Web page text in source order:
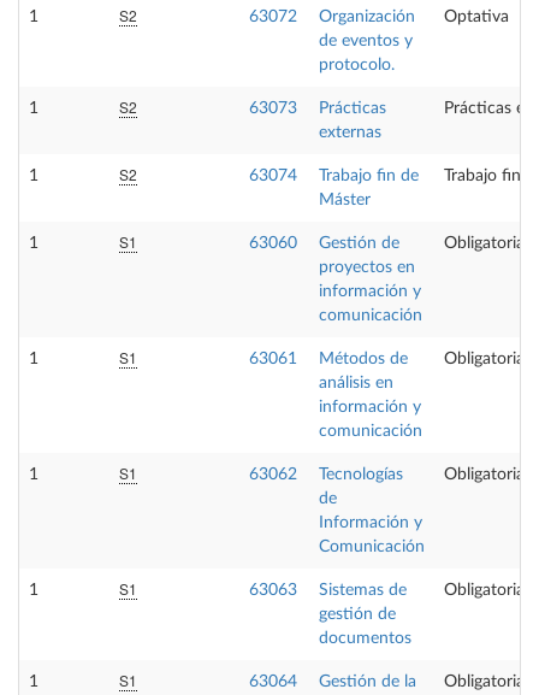
1 S2 63072
Organización
de eventos y
protocolo.
Optativa
1 S2 63073
Prácticas
externas
Prácticas
1 S2 63074
Trabajo fin de
Máster
Trabajo fin
1 S1 63060
Gestión de
proyectos en
información y
comunicación
Obligatoria
1 S1 63061
Métodos de
análisis en
información y
comunicación
Obligatoria
1 S1 63062
Tecnologías
de
Información y
Comunicación
Obligatoria
1 S1 63063
Sistemas de
gestión de
documentos
Obligatoria
1 S1 63064
Gestión de la
Obligatoria